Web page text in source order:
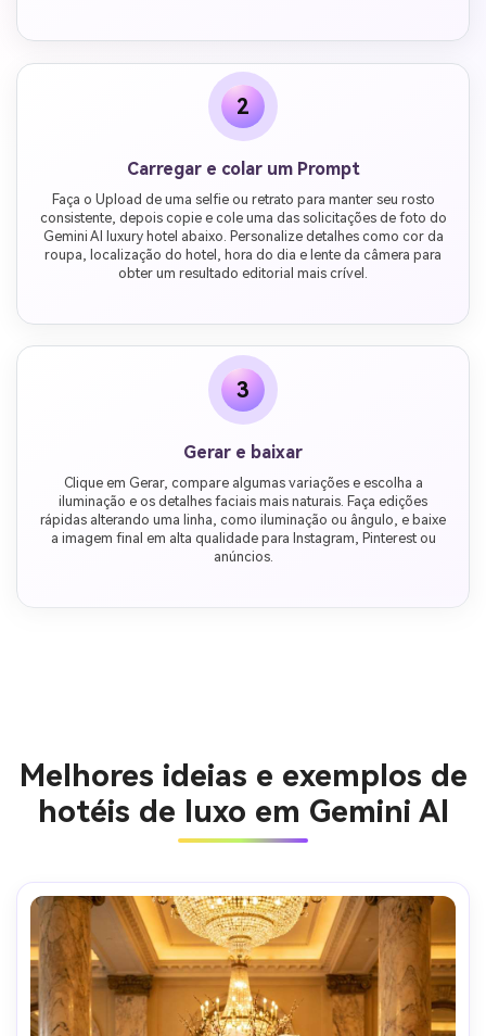
2
Carregar e colar um Prompt
Faça o Upload de uma selfie ou retrato para manter seu rosto
consistente, depois copie e cole uma das solicitações de foto do
Gemini AI luxury hotel abaixo. Personalize detalhes como cor da
roupa, localização do hotel, hora do dia e lente da câmera para
obter um resultado editorial mais crível.
3
Gerar e baixar
Clique em Gerar, compare algumas variações e escolha a
iluminação e os detalhes faciais mais naturais. Faça edições
rápidas alterando uma linha, como iluminação ou ângulo, e baixe
a imagem final em alta qualidade para Instagram, Pinterest ou
anúncios.
Melhores ideias e exemplos de
hotéis de luxo em Gemini AI